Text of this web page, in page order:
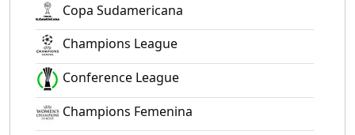
Copa Sudamericana
Champions League
Conference League
Champions Femenina